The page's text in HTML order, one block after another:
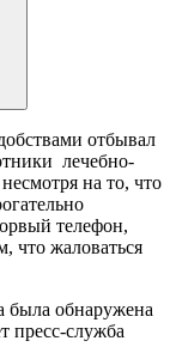
отбывал
лечебно-
на то, что
телефон,
что жаловаться
обнаружена
пресс-служба